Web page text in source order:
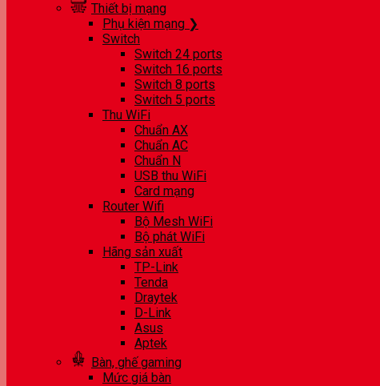
Thiết bị mạng
Phụ kiện mạng ❯
Switch
Switch 24 ports
Switch 16 ports
Switch 8 ports
Switch 5 ports
Thu WiFi
Chuẩn AX
Chuẩn AC
Chuẩn N
USB thu WiFi
Card mạng
Router Wifi
Bộ Mesh WiFi
Bộ phát WiFi
Hãng sản xuất
TP-Link
Tenda
Draytek
D-Link
Asus
Aptek
Bàn, ghế gaming
Mức giá bàn